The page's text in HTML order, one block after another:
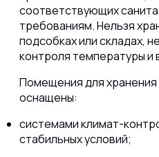
соответствующих
требованиям. Нельзя
подсобках или складах,
контроля температуры и
Помещения для
оснащены:
системами климат-
стабильных условий;